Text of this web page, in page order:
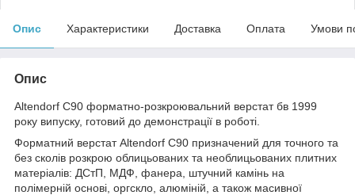
Опис Характеристики Доставка Оплата Умови
Опис
Altendorf C90 форматно-розкроювальний верстат бв 1999
року випуску, готовий до демонстрації в роботі.
Форматний верстат Altendorf C90 призначений для точного та
без сколів розкрою облицьованих та необлицьованих плитних
матеріалів: ДСтП, МДФ, фанера, штучний камінь на
полімерній основі, оргскло, алюміній, а також масивної